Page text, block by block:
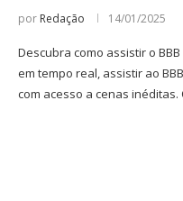
por Redação 14/01/2025
Descubra como assistir o
em tempo real, assistir ao
com acesso a cenas